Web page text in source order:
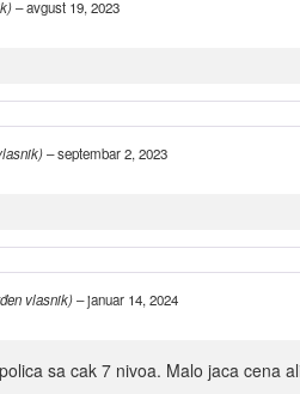
–avgust 19, 2023
–septembar 2, 2023
vlasnik)–januar 14, 2024
sa cak 7 nivoa. Malo jaca cena